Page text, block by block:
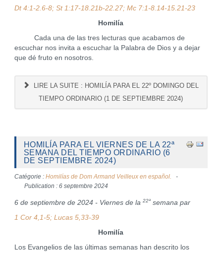
Dt 4:1-2.6-8; St 1:17-18.21b-22.27; Mc 7:1-8.14-15.21-23
Homilía
Cada una de las tres lecturas que acabamos de
escuchar nos invita a escuchar la Palabra de Dios y a dejar
que dé fruto en nosotros.
LIRE LA SUITE : HOMILÍA PARA EL 22º DOMINGO DEL
TIEMPO ORDINARIO (1 DE SEPTIEMBRE 2024)
HOMILÍA PARA EL VIERNES DE LA 22ª
SEMANA DEL TIEMPO ORDINARIO (6
DE SEPTIEMBRE 2024)
Catégorie : Homilías de Dom Armand Veilleux en español.
Publication : 6 septembre 2024
6 de septiembre de 2024 - Viernes de la 22ªsemana par
1 Cor 4,1-5; Lucas 5,33-39
Homilía
Los Evangelios de las últimas semanas han descrito los